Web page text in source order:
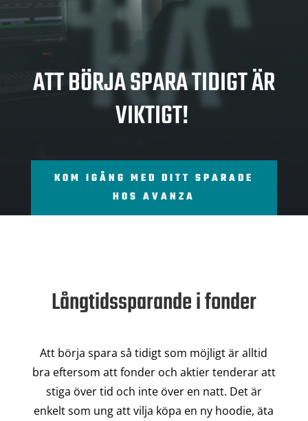
RA
ATT BÖRJA SPARA TIDIGT ÄR
VIKTIGT!
KOM IGÅNG MED DITT SPARADE
HOS AVANZA
Långtidssparande i fonder
Att börja spara så tidigt som möjligt är alltid
bra eftersom att fonder och aktier tenderar att
stiga över tid och inte över en natt. Det är
enkelt som ung att vilja köpa en ny hoodie, äta